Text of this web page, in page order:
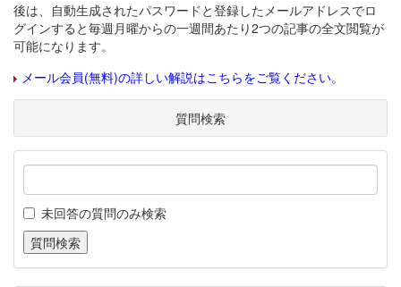
後は、自動生成されたパスワードと登録したメールアドレスでロ
グインすると毎週月曜からの一週間あたり2つの記事の全文閲覧が
可能になります。
メール会員(無料)の詳しい解説はこちらをご覧ください。
質問検索
未回答の質問のみ検索